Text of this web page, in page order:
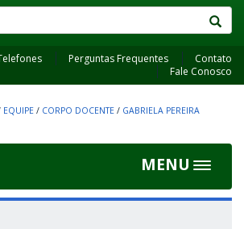
Perguntas Frequentes
Contato
Fale Conosco
EQUIPE / CORPO DOCENTE / GABRIELA PEREIRA
MENU
Toggle